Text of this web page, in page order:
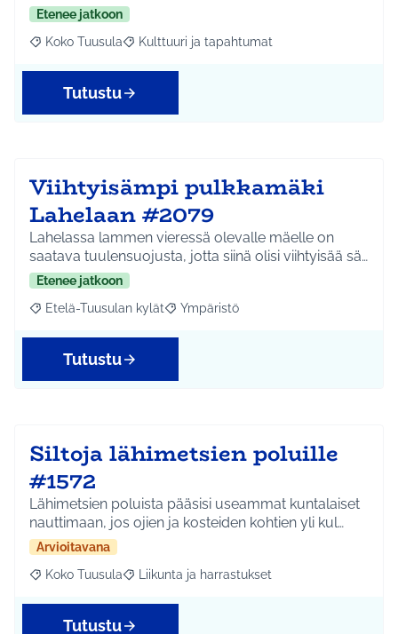
Etenee jatkoon
Rajaa tulokset aihepiirin mukaan: Koko Tuusula
Koko Tuusula Rajaa tulokset teeman mukaan: Kulttuuri ja
Kulttuuri ja tapahtumat
Tutustu
Viihtyisämpi pulkkamäki
Lahelaan #2079
Lahelassa lammen vieressä olevalle mäelle on
saatava tuulensuojusta, jotta siinä olisi viihtyisää sä…
Etenee jatkoon
Rajaa tulokset aihepiirin mukaan: Etelä-Tuusulan kylät
Etelä-Tuusulan kylät Rajaa tulokset teeman mukaan:
Ympäristö
Tutustu
Siltoja lähimetsien poluille
#1572
Lähimetsien poluista pääsisi useammat kuntalaiset
nauttimaan, jos ojien ja kosteiden kohtien yli kul…
Arvioitavana
Rajaa tulokset aihepiirin mukaan: Koko Tuusula
Koko Tuusula Rajaa tulokset teeman mukaan: Liikunta ja
Liikunta ja harrastukset
Tutustu